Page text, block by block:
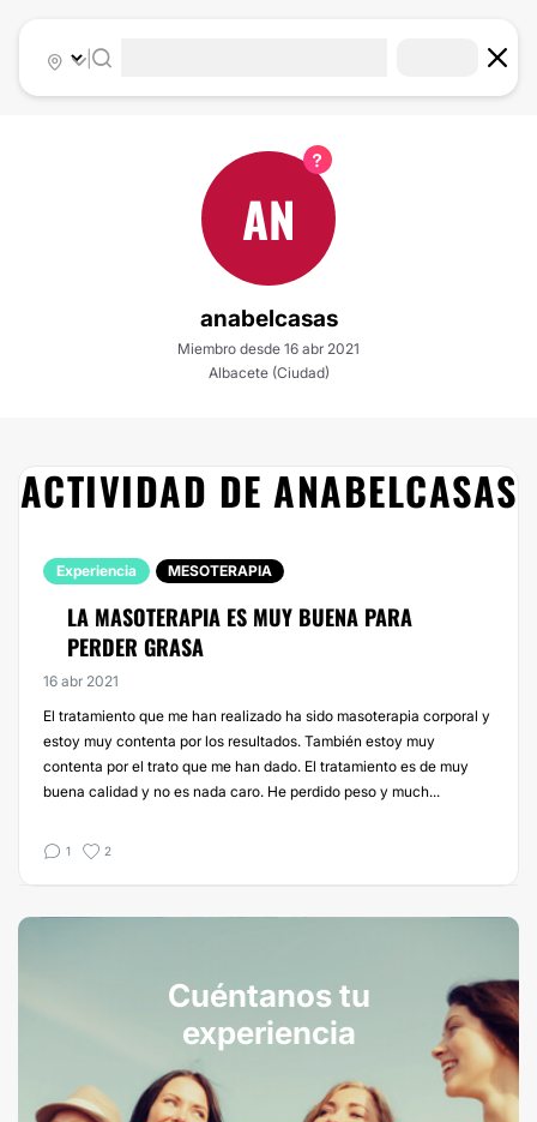
|
AN
anabelcasas
Miembro desde 16 abr 2021
Albacete (Ciudad)
ACTIVIDAD DE ANABELCASAS
Experiencia MESOTERAPIA
LA MASOTERAPIA ES MUY BUENA PARA
PERDER GRASA
16 abr 2021
El tratamiento que me han realizado ha sido masoterapia corporal y
estoy muy contenta por los resultados. También estoy muy
contenta por el trato que me han dado. El tratamiento es de muy
buena calidad y no es nada caro. He perdido peso y much...
1 2
Cuéntanos tu
experiencia